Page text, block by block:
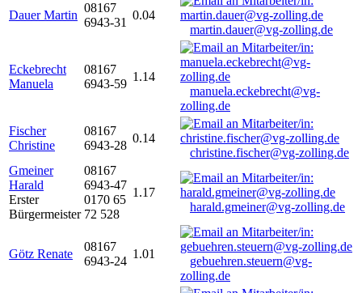
Dauer Martin
08167
6943-31
0.04
martin.dauer@vg-zolling.de
Eckebrecht
Manuela
08167
6943-59
1.14
manuela.eckebrecht@vg-
zolling.de
Fischer
Christine
08167
6943-28
0.14
christine.fischer@vg-zolling.de
Gmeiner
Harald
Erster
Bürgermeister
08167
6943-47
0170 65
72 528
1.17
harald.gmeiner@vg-zolling.de
Götz Renate
08167
6943-24
1.01
gebuehren.steuern@vg-
zolling.de